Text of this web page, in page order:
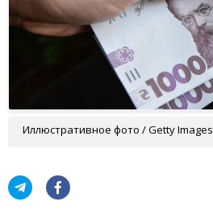
Иллюстративное фото / Getty Images